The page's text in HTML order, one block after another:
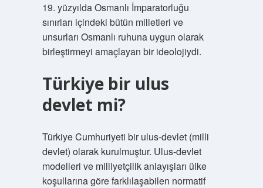
19. yüzyılda Osmanlı İmparatorluğu
sınırları içindeki bütün milletleri ve
unsurları Osmanlı ruhuna uygun olarak
birleştirmeyi amaçlayan bir ideolojiydi.
Türkiye bir ulus
devlet mi?
Türkiye Cumhuriyeti bir ulus-devlet (milli
devlet) olarak kurulmuştur. Ulus-devlet
modelleri ve milliyetçilik anlayışları ülke
koşullarına göre farklılaşabilen normatif